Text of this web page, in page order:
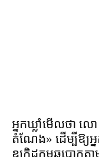
អ្នកឃ្លាំមើល​ថា
តំណែង​» ដើម្បី​ឱ្យ​អ្
ឧក្រិដ្ឋកម្ម​ឆបោក​